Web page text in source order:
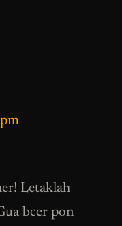
Letaklah
bcer pon